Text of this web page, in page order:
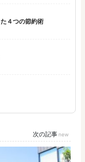
４つの節約術
次の記事